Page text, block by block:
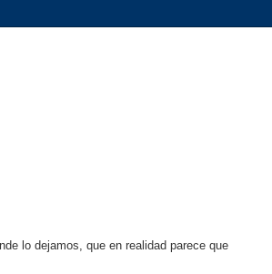
lo dejamos, que en realidad parece que